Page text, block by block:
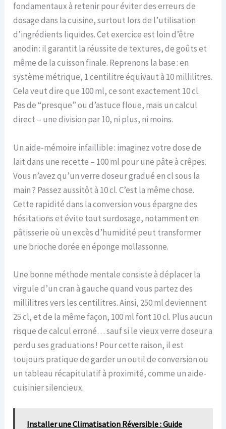
fondamentaux à retenir pour éviter des erreurs de
dosage dans la cuisine, surtout lors de l’utilisation
d’ingrédients liquides. Cet exercice est loin d’être
anodin : il garantit la réussite de textures, de goûts et
même de la cuisson finale. Reprenons la base : en
système métrique, 1 centilitre équivaut à 10 millilitres.
Cela veut dire que 100 ml, ce sont exactement 10 cl.
Pas de “presque” ou d’astuce floue, mais un calcul
direct – une division par 10, ni plus, ni moins.
Un aide-mémoire infaillible : imaginez votre dose de
lait dans une recette – 100 ml pour une pâte à crêpes.
Vous n’avez qu’un verre doseur gradué en cl sous la
main ? Passez aussitôt à 10 cl. C’est la même chose.
Cette rapidité dans la conversion vous épargne des
hésitations et évite tout surdosage, notamment en
pâtisserie où un excès d’humidité peut transformer
une brioche dorée en éponge mollassonne.
Une bonne méthode mentale consiste à déplacer la
virgule d’un cran à gauche quand vous partez des
millilitres vers les centilitres. Ainsi, 250 ml deviennent
25 cl, et de la même façon, 100 ml font 10 cl. Plus aucun
risque de calcul erroné… sauf si le vieux verre doseur a
perdu ses graduations ! Pour cette raison, il est
toujours pratique de garder un outil de conversion ou
un tableau récapitulatif à proximité, comme un aide-
cuisinier silencieux.
Installer une Climatisation Réversible : Guide